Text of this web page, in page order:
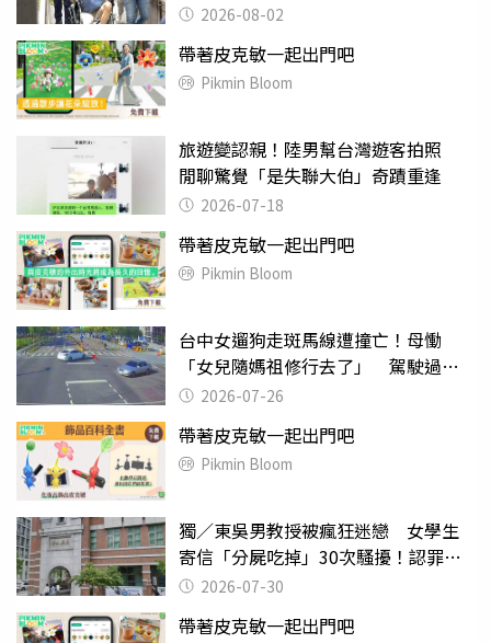
2026-08-02
帶著皮克敏一起出門吧
Pikmin Bloom
旅遊變認親！陸男幫台灣遊客拍照
閒聊驚覺「是失聯大伯」奇蹟重逢
2026-07-18
帶著皮克敏一起出門吧
Pikmin Bloom
台中女遛狗走斑馬線遭撞亡！母慟
「女兒隨媽祖修行去了」 駕駛過失
致死判9月
2026-07-26
帶著皮克敏一起出門吧
Pikmin Bloom
獨／東吳男教授被瘋狂迷戀 女學生
寄信「分屍吃掉」30次騷擾！認罪免
關 2026-07-30
帶著皮克敏一起出門吧